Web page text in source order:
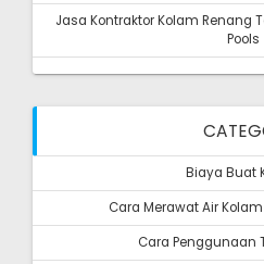
Jasa Kontraktor Kolam Renang
Pools
Biaya Buat
Cara Merawat Air
Cara Penggunaan